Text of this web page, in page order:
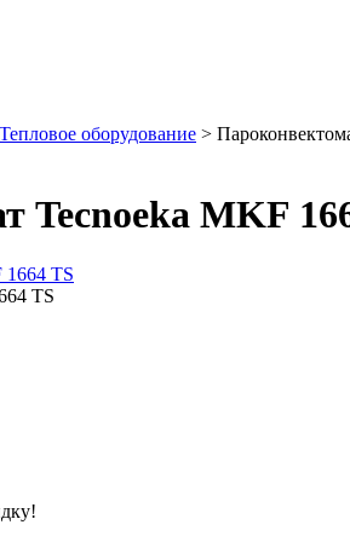
Тепловое оборудование >
Tecnoeka MKF
TS